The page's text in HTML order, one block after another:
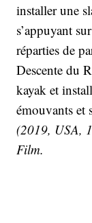
installer une
s’appuyant
réparties de
Descente du
kayak et
émouvants et
(2019, USA,
Film.